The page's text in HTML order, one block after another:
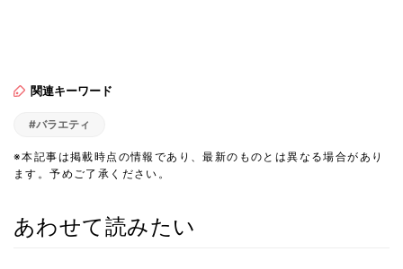
関連キーワード
#バラエティ
※本記事は掲載時点の情報であり、最新のものとは異なる場合があり
ます。予めご了承ください。
あわせて読みたい